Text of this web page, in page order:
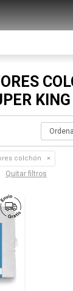
KING
colchón
Quitar filtros